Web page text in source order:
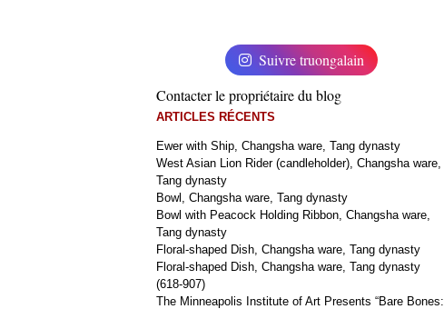
Suivre truongalain
Contacter le propriétaire du blog
ARTICLES RÉCENTS
Ewer with Ship, Changsha ware, Tang dynasty
West Asian Lion Rider (candleholder), Changsha ware,
Tang dynasty
Bowl, Changsha ware, Tang dynasty
Bowl with Peacock Holding Ribbon, Changsha ware,
Tang dynasty
Floral-shaped Dish, Changsha ware, Tang dynasty
Floral-shaped Dish, Changsha ware, Tang dynasty
(618-907)
The Minneapolis Institute of Art Presents “Bare Bones: